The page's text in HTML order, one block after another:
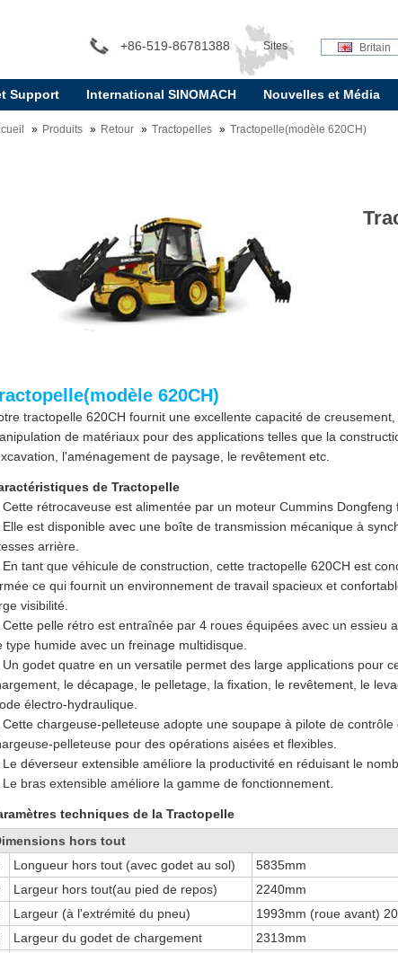
+86-519-86781388 Sites
internationaux:
Britain
Support International SINOMACH Nouvelles et Média
Produits Retour Tractopelles Tractopelle(modèle 620CH)
620CH)
tractopelle 620CH fournit une excellente capacité de
de matériaux pour des applications telles que la
l'aménagement de paysage, le revêtement etc.
de Tractopelle
Cette rétrocaveuse est alimentée par un moteur Cummins Dongfeng
Elle est disponible avec une boîte de transmission mécanique à
arrière.
En tant que véhicule de construction, cette tractopelle 620CH est
ce qui fournit un environnement de travail spacieux et
visibilité.
Cette pelle rétro est entraînée par 4 roues équipées avec un essieu
type humide avec un freinage multidisque.
Un godet quatre en un versatile permet des large applications pour
le décapage, le pelletage, la fixation, le revêtement, le
électro-hydraulique.
Cette chargeuse-pelleteuse adopte une soupape à pilote de
pelleteuse pour des opérations aisées et flexibles.
Le déverseur extensible améliore la productivité en réduisant le
Le bras extensible améliore la gamme de fonctionnement.
techniques de la Tractopelle
hors tout
Longueur hors tout (avec godet au sol)
5835mm
Largeur hors tout(au pied de repos)
2240mm
Largeur (à l'extrémité du pneu)
1993mm (roue avant)
Largeur du godet de chargement
2313mm